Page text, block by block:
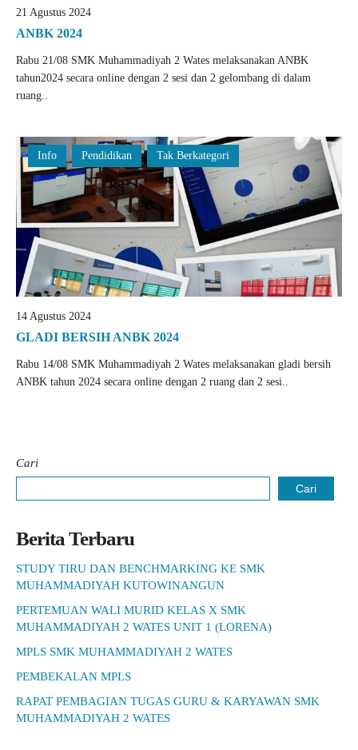
21 Agustus 2024
ANBK 2024
Rabu 21/08 SMK Muhammadiyah 2 Wates melaksanakan ANBK
tahun2024 secara online dengan 2 sesi dan 2 gelombang di dalam
ruang..
Info Pendidikan Tak Berkategori
14 Agustus 2024
GLADI BERSIH ANBK 2024
Rabu 14/08 SMK Muhammadiyah 2 Wates melaksanakan gladi bersih
ANBK tahun 2024 secara online dengan 2 ruang dan 2 sesi..
Cari
Cari
Berita Terbaru
STUDY TIRU DAN BENCHMARKING KE SMK
MUHAMMADIYAH KUTOWINANGUN
PERTEMUAN WALI MURID KELAS X SMK
MUHAMMADIYAH 2 WATES UNIT 1 (LORENA)
MPLS SMK MUHAMMADIYAH 2 WATES
PEMBEKALAN MPLS
RAPAT PEMBAGIAN TUGAS GURU & KARYAWAN SMK
MUHAMMADIYAH 2 WATES